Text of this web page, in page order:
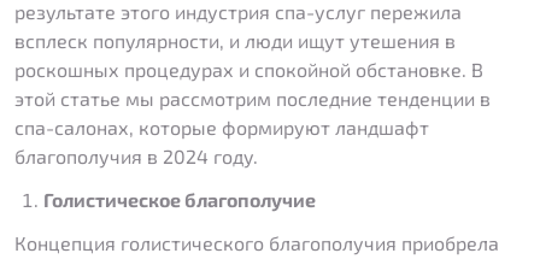
результате этого индустрия спа-услуг пережила
всплеск популярности, и люди ищут утешения в
роскошных процедурах и спокойной обстановке. В
этой статье мы рассмотрим последние тенденции в
спа-салонах, которые формируют ландшафт
благополучия в 2024 году.
Голистическое благополучие
Концепция голистического благополучия приобрела